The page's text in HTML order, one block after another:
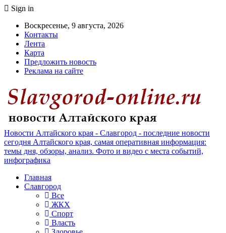
Sign in
Воскресенье, 9 августа, 2026
Контакты
Лента
Карта
Предложить новость
Реклама на сайте
Новости Алтайского края - Славгород - последние новости
сегодня Алтайского края, самая оперативная информация:
темы дня, обзоры, анализ. Фото и видео с места событий,
инфографика
Главная
Славгород
Все
ЖКХ
Спорт
Власть